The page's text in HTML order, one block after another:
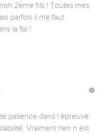
2ème fils ! Toutes mes
parfois il me faut
la foi !
patience dans l épreuve
Vraiment rien n est